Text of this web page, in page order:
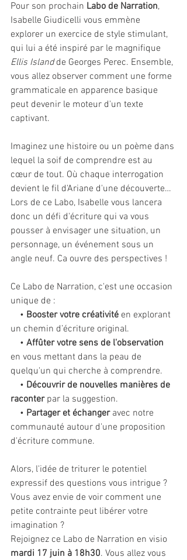
Pour son prochain Labo de Narration,
Isabelle Giudicelli vous emmène
explorer un exercice de style stimulant,
qui lui a été inspiré par le magnifique
Ellis Island de Georges Perec. Ensemble,
vous allez observer comment une forme
grammaticale en apparence basique
peut devenir le moteur d'un texte
captivant.
Imaginez une histoire ou un poème dans
lequel la soif de comprendre est au
cœur de tout. Où chaque interrogation
devient le fil d'Ariane d'une découverte…
Lors de ce Labo, Isabelle vous lancera
donc un défi d'écriture qui va vous
pousser à envisager une situation, un
personnage, un événement sous un
angle neuf. Ca ouvre des perspectives !
Ce Labo de Narration, c'est une occasion
unique de :
    •
Booster votre créativité en explorant
un chemin d’écriture original.
    •
Affûter votre sens de l'observation
en vous mettant dans la peau de
quelqu'un qui cherche à comprendre.
    •
Découvrir de nouvelles manières de
raconter par la suggestion.
    •
Partager et échanger avec notre
communauté autour d'une proposition
d'écriture commune.
Alors, l'idée de triturer le potentiel
expressif des questions vous intrigue ?
Vous avez envie de voir comment une
petite contrainte peut libérer votre
imagination ?
Rejoignez ce Labo de Narration en visio
mardi 17 juin à 18h30. Vous allez vous